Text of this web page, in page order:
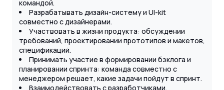
командой.
Разрабатывать дизайн-систему и UI-kit
совместно с дизайнерами.
Участвовать в жизни продукта: обсуждении
требований, проектировании прототипов и макетов,
спецификаций.
Принимать участие в формировании бэклога и
планировании спринта: команда совместно с
менеджером решает, какие задачи пойдут в спринт.
Взаимодействовать с разработчиками,